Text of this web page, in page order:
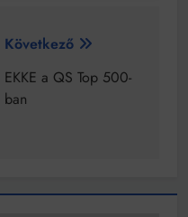
Következő
EKKE a QS Top 500-
ban